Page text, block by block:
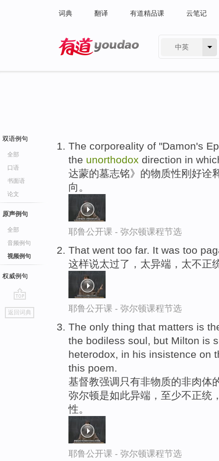
词典 翻译 有道精品课 云笔记
中英
双语例句
全部
口语
书面语
论文
原声例句
全部
音频例句
视频例句
权威例句
go
top
返回词典
The corporeality of "Damon's
the unorthodox direction in
达蒙的墓志铭》的物质性刚好诠
向。
耶鲁公开课 - 弥尔顿课程节选
That went too far. It was too
这样说太过了，太异端，太不正
耶鲁公开课 - 弥尔顿课程节选
The only thing that matters is
the bodiless soul, but Milton is
heterodox, in his insistence on
this poem.
基督教强调只有非物质的非肉体
弥尔顿是如此异端，至少不正统
性。
耶鲁公开课 - 弥尔顿课程节选